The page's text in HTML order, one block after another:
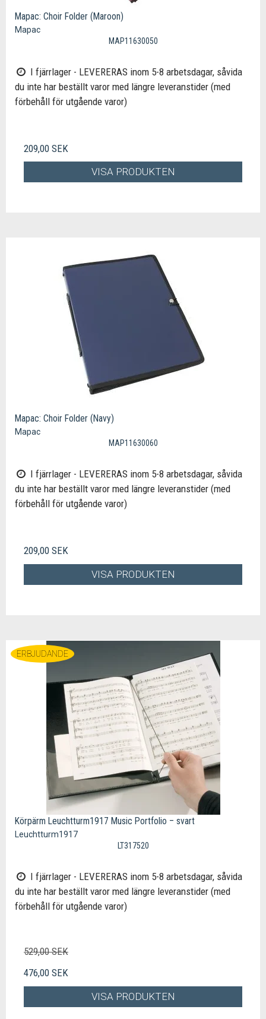
Mapac: Choir Folder (Maroon)
Mapac
MAP11630050
I fjärrlager - LEVERERAS inom 5-8 arbetsdagar, såvida
du inte har beställt varor med längre leveranstider (med
förbehåll för utgående varor)
209,00 SEK
VISA PRODUKTEN
Mapac: Choir Folder (Navy)
Mapac
MAP11630060
I fjärrlager - LEVERERAS inom 5-8 arbetsdagar, såvida
du inte har beställt varor med längre leveranstider (med
förbehåll för utgående varor)
209,00 SEK
VISA PRODUKTEN
ERBJUDANDE
Körpärm Leuchtturm1917 Music Portfolio – svart
Leuchtturm1917
LT317520
I fjärrlager - LEVERERAS inom 5-8 arbetsdagar, såvida
du inte har beställt varor med längre leveranstider (med
förbehåll för utgående varor)
529,00 SEK
476,00 SEK
VISA PRODUKTEN